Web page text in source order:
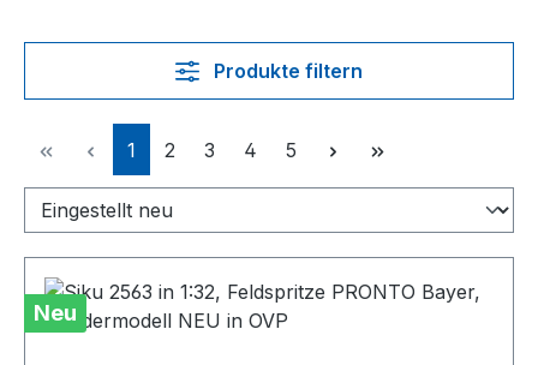
Produkte filtern
Seite
1 Seite
2 Seite
3 Seite
4 Seite
5
Neu